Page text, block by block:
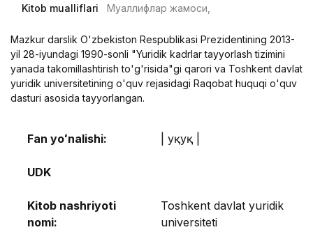
Kitob mualliflari Муаллифлар жамоси,
Mazkur darslik O'zbekiston Respublikasi Prezidentining 2013-
yil 28-iyundagi 1990-sonli "Yuridik kadrlar tayyorlash tizimini
yanada takomillashtirish to'g'risida"gi qarori va Toshkent davlat
yuridik universitetining o'quv rejasidagi Raqobat huquqi o'quv
dasturi asosida tayyorlangan.
Fan yoʻnalishi: | Ҳуқуқ |
UDK
Kitob nashriyoti
nomi:
Toshkent davlat yuridik
universiteti